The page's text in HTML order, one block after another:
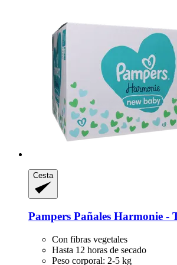
Cesta
Pampers Pañales Harmonie -​
Con fibras vegetales
Hasta 12 horas de secado
Peso corporal: 2-5 kg